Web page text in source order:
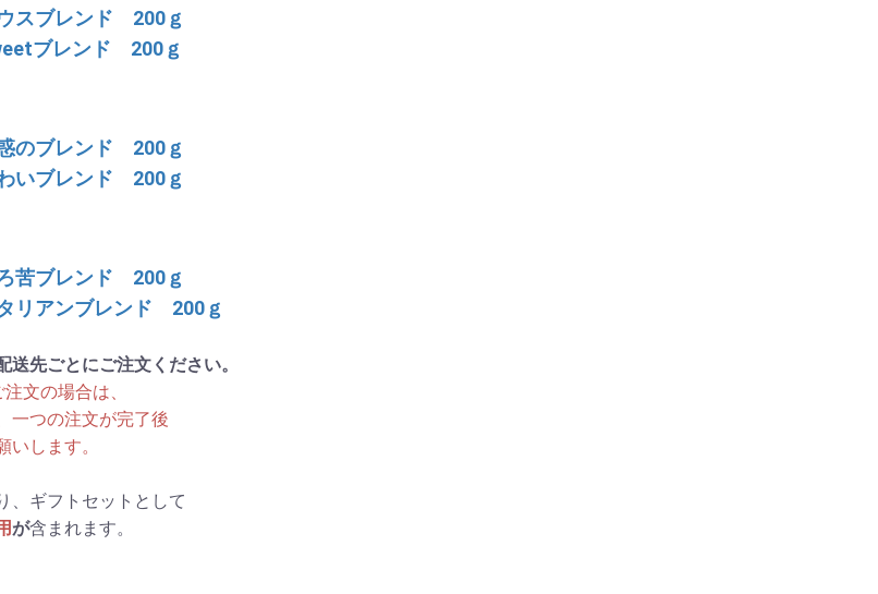
スブレンド 200ｇ
ブレンド 200ｇ
のブレンド 200ｇ
いブレンド 200ｇ
苦ブレンド 200ｇ
リアンブレンド 200ｇ
送先ごとにご注文ください。
文の場合は、
一つの注文が完了後
します。
ギフトセットとして
が含まれます。